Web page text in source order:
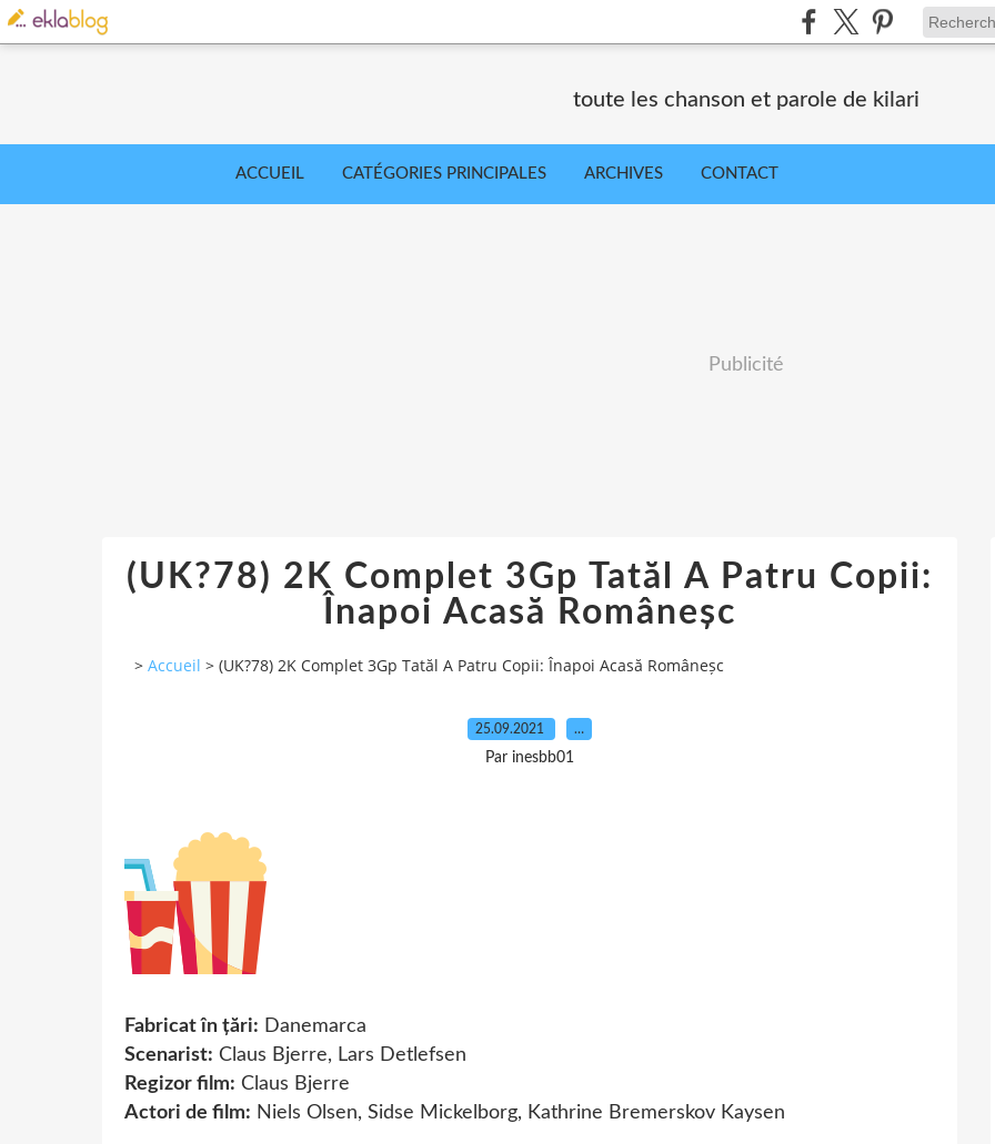
toute les chanson et parole de kilari
ACCUEIL CATÉGORIES PRINCIPALES ARCHIVES CONTACT
Publicité
(UK?78) 2K Complet 3Gp Tatăl A Patru Copii:
Înapoi Acasă Româneșc
> Accueil > (UK?78) 2K Complet 3Gp Tatăl A Patru Copii: Înapoi Acasă Româneșc
25.09.2021 …
Par inesbb01
Fabricat în țări: Danemarca
Scenarist: Claus Bjerre, Lars Detlefsen
Regizor film: Claus Bjerre
Actori de film: Niels Olsen, Sidse Mickelborg, Kathrine Bremerskov Kaysen